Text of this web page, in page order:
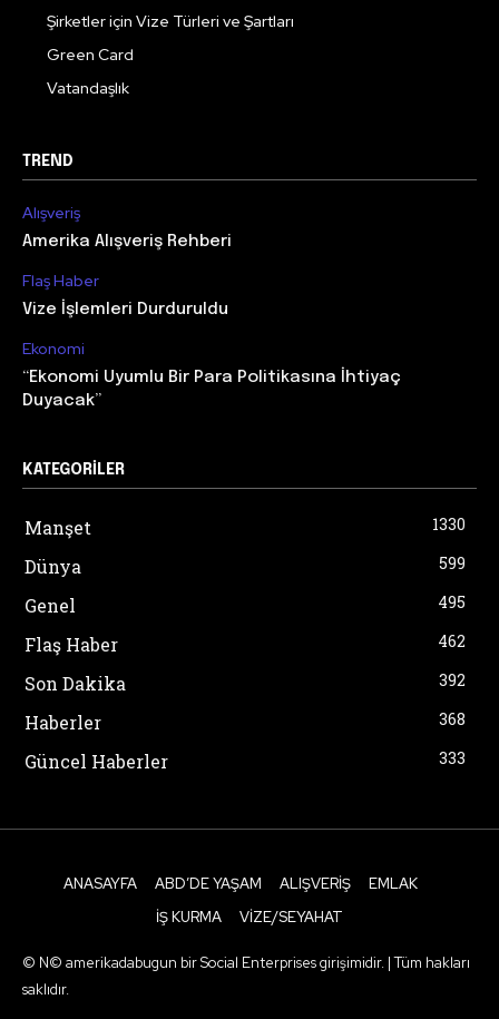
Şirketler için Vize Türleri ve Şartları
Green Card
Vatandaşlık
TREND
Alışveriş
Amerika Alışveriş Rehberi
Flaş Haber
Vize İşlemleri Durduruldu
Ekonomi
“Ekonomi Uyumlu Bir Para Politikasına İhtiyaç
Duyacak”
KATEGORILER
Manşet 1330
Dünya 599
Genel 495
Flaş Haber 462
Son Dakika 392
Haberler 368
Güncel Haberler 333
ANASAYFA ABD’DE YAŞAM ALIŞVERIŞ
EMLAK
İŞ KURMA
VIZE/SEYAHAT
© N© amerikadabugun bir Social Enterprises girişimidir. | Tüm hakları
saklıdır.